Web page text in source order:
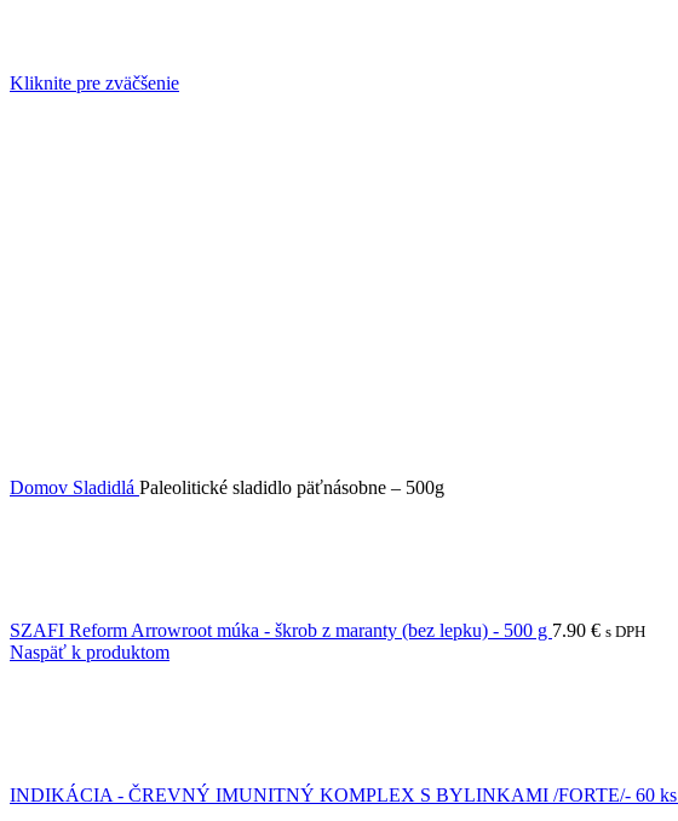
Kliknite pre zväčšenie
Domov Sladidlá Paleolitické sladidlo päťnásobne – 500g
SZAFI Reform Arrowroot múka - škrob z maranty (bez lepku) - 500 g 7.90 € s DPH
Naspäť k produktom
INDIKÁCIA - ČREVNÝ IMUNITNÝ KOMPLEX S BYLINKAMI /FORTE/- 60 ks